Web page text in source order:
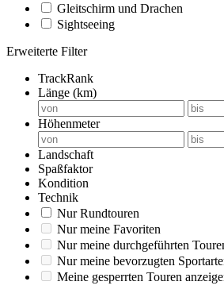
Gleitschirm und Drachen
Sightseeing
Erweiterte Filter
TrackRank
Länge (km)
Höhenmeter
Landschaft
Spaßfaktor
Kondition
Technik
Nur Rundtouren
Nur meine Favoriten
Nur meine durchgeführten
Nur meine bevorzugten
Meine gesperrten Touren